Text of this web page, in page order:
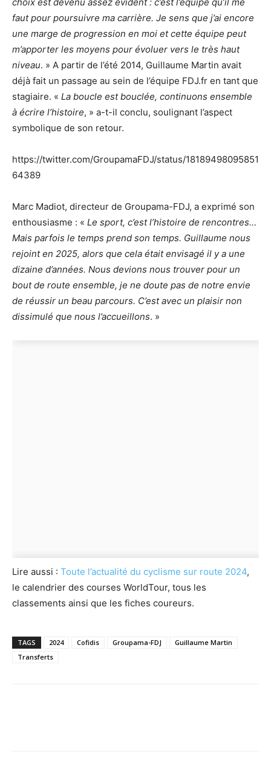
faut pour poursuivre ma carrière. Je sens que j’ai encore
une marge de progression en moi et cette équipe peut
m’apporter les moyens pour évoluer vers le très haut
niveau. » A partir de l’été 2014, Guillaume Martin avait
déjà fait un passage au sein de l’équipe FDJ.fr en tant que
stagiaire. « La boucle est bouclée, continuons ensemble
à écrire l’histoire, » a-t-il conclu, soulignant l’aspect
symbolique de son retour.
https://twitter.com/GroupamaFDJ/status/18189498095851
64389
Marc Madiot, directeur de Groupama-FDJ, a exprimé son
enthousiasme : « Le sport, c’est l’histoire de rencontres…
Mais parfois le temps prend son temps. Guillaume nous
rejoint en 2025, alors que cela était envisagé il y a une
dizaine d’années. Nous devions nous trouver pour un
bout de route ensemble, je ne doute pas de notre envie
de réussir un beau parcours. C’est avec un plaisir non
dissimulé que nous l’accueillons. »
Lire aussi : Toute l’actualité du cyclisme sur route 2024,
le calendrier des courses WorldTour, tous les
classements ainsi que les fiches coureurs.
TAGS 2024 Cofidis Groupama-FDJ
Guillaume Martin
Transferts